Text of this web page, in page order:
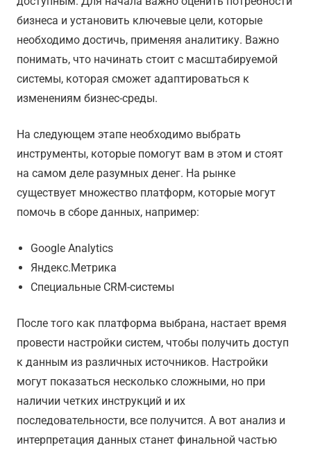
бизнеса и установить ключевые цели, которые
необходимо достичь, применяя аналитику. Важно
понимать, что начинать стоит с масштабируемой
системы, которая сможет адаптироваться к
изменениям бизнес-среды.
На следующем этапе необходимо выбрать
инструменты, которые помогут вам в этом и стоят
на самом деле разумных денег. На рынке
существует множество платформ, которые могут
помочь в сборе данных, например:
Google Analytics
Яндекс.Метрика
Специальные CRM-системы
После того как платформа выбрана, настает время
провести настройки систем, чтобы получить доступ
к данным из различных источников. Настройки
могут показаться несколько сложными, но при
наличии четких инструкций и их
последовательности, все получится. А вот анализ и
интерпретация данных станет финальной частью